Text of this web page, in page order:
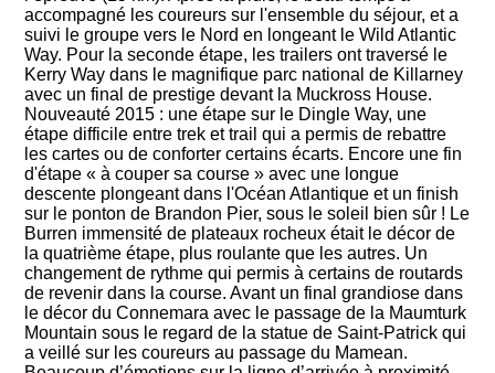
accompagné les coureurs sur l'ensemble du séjour, et a
suivi le groupe vers le Nord en longeant le Wild Atlantic
Way. Pour la seconde étape, les trailers ont traversé le
Kerry Way dans le magnifique parc national de Killarney
avec un final de prestige devant la Muckross House.
Nouveauté 2015 : une étape sur le Dingle Way, une
étape difficile entre trek et trail qui a permis de rebattre
les cartes ou de conforter certains écarts. Encore une fin
d'étape « à couper sa course » avec une longue
descente plongeant dans l'Océan Atlantique et un finish
sur le ponton de Brandon Pier, sous le soleil bien sûr ! Le
Burren immensité de plateaux rocheux était le décor de
la quatrième étape, plus roulante que les autres. Un
changement de rythme qui permis à certains de routards
de revenir dans la course. Avant un final grandiose dans
le décor du Connemara avec le passage de la Maumturk
Mountain sous le regard de la statue de Saint-Patrick qui
a veillé sur les coureurs au passage du Mamean.